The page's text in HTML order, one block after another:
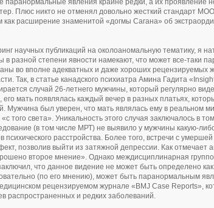
Плюс никто не отменял довольно жесткий стандарт
расширение знаменитой «догмы Сагана» об
научных публикаций на околоаномальную тематику, я
в разной степени явности намекают, что может все-таки
во вполне адекватных и даже хороших рецензируемых
Так, в статье канадского психиатра Амина Гадита
случай 26-летнего мужчины, который регулярно
мать появлялась каждый вечер в разных платьях,
Мужчина был уверен, что мать являлась ему в реальном
того света». Уникальность этого случая заключалось в
(в том числе МРТ) не выявило у мужчины какую-
психического расстройства. Более того, встречи с
позволив выйти из затяжной депрессии. Как отмечает
второе мнение». Однако междисциплинарная
что данное видение не может быть определено
(по его мнению), может быть паранормальным
рецензируемом журнале «BMJ Case Reports»,
распространенных и редких заболеваний.